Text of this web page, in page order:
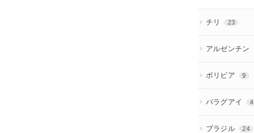
チリ 23
アルゼンチン
ボリビア 9
パラグアイ 4
ブラジル 24